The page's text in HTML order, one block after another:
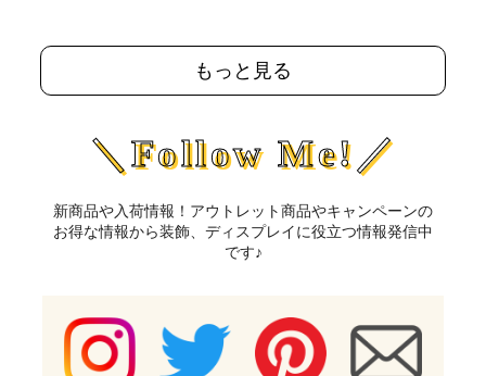
もっと見る
＼Follow Me!／
新商品や入荷情報！アウトレット商品やキャンペーンの
お得な情報から装飾、ディスプレイに役立つ情報発信中
です♪